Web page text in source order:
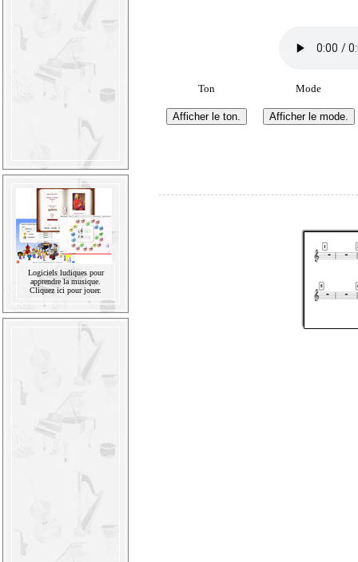
Logiciels ludiques pour
apprendre la musique.
Cliquez ici pour jouer.
Ton Mode